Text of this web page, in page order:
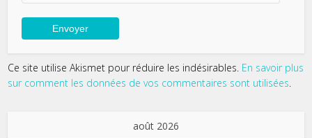
Ce site utilise Akismet pour réduire les indésirables. En savoir plus
sur comment les données de vos commentaires sont utilisées.
août 2026